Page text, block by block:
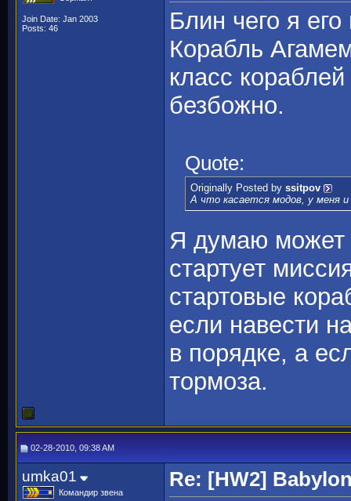
Join Date: Jan 2003
Posts: 46
Блин чего я
Корабль
класс
безбожно.
Quote:
Originally Posted by ssitpov
А что касается модов, у меня и
Я думаю может
стартует
стартовые
если навести
в порядке, а
тормоза.
02-28-2010, 09:38 AM
umka01
Командир звена
Re: [HW2]